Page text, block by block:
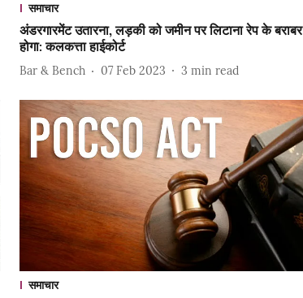
समाचार
अंडरगारमेंट उतारना, लड़की को जमीन पर लिटाना रेप के बराबर
होगा: कलकत्ता हाईकोर्ट
Bar & Bench 07 Feb 2023 3 min read
समाचार